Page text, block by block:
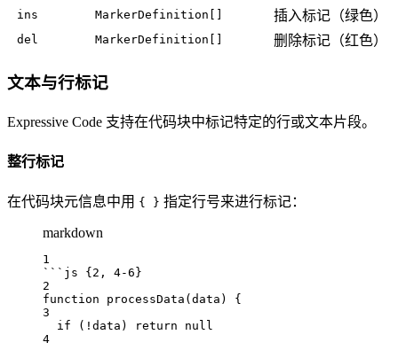
ins MarkerDefinition[] 插入标记（绿色）
del MarkerDefinition[] 删除标记（红色）
文本与行标记
Expressive Code 支持在代码块中标记特定的行或文本片段。
整行标记
在代码块元信息中用 { } 指定行号来进行标记：
markdown
1
```js {2, 4-6}
2
function
processData ( data ) {
3
if ( ! data ) return
null
4